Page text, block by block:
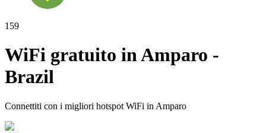
159
WiFi gratuito inAmparo -
Brazil
Connettiti con i migliori hotspot WiFi in Amparo